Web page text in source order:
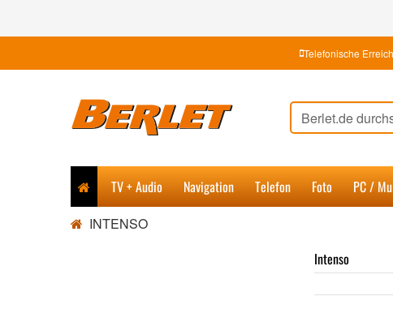
Telefonische
TV + Audio Navigation Telefon Foto PC /
INTENSO
Intenso